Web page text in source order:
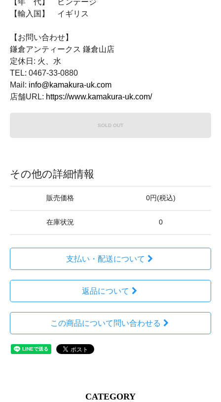
【年 代】 ビンテージ
【輸入国】 イギリス
【お問い合わせ】
鎌倉アンティークス 鎌倉山店
定休日: 火、水
TEL: 0467-33-0880
Mail: info@kamakura-uk.com
店舗URL: https://www.kamakura-uk.com/
SOLD OUT
その他の詳細情報
販売価格 0円(税込)
在庫状況 0
支払い・配送について
返品について
この商品について問い合わせる
CATEGORY